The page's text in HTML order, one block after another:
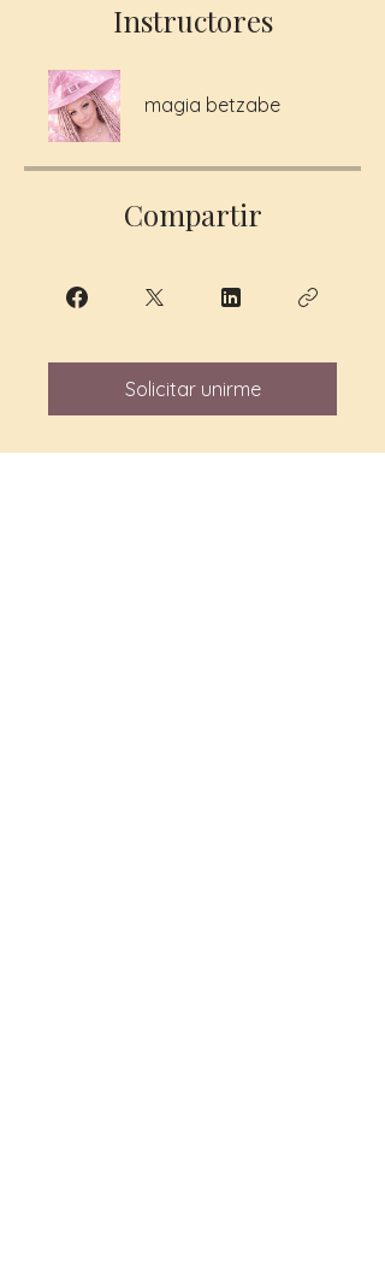
Instructores
magia betzabe
Compartir
Solicitar unirme